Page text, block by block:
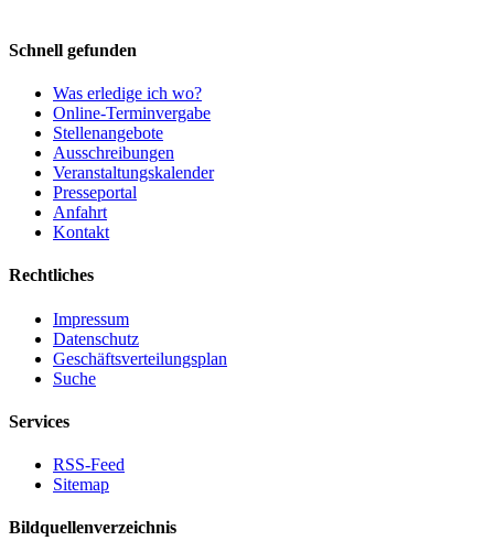
Schnell gefunden
Was erledige ich wo?
Online-Terminvergabe
Stellenangebote
Ausschreibungen
Veranstaltungskalender
Presseportal
Anfahrt
Kontakt
Rechtliches
Impressum
Datenschutz
Geschäftsverteilungsplan
Suche
Services
RSS-Feed
Sitemap
Bildquellenverzeichnis